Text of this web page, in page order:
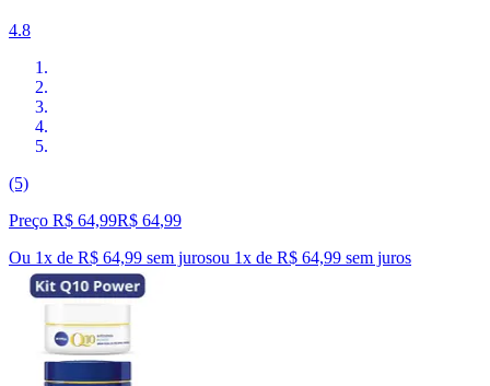
4.8
(5)
Preço R$ 64,99R$ 64,99
Ou 1x de R$ 64,99 sem jurosou 1x de R$ 64,99 sem juros